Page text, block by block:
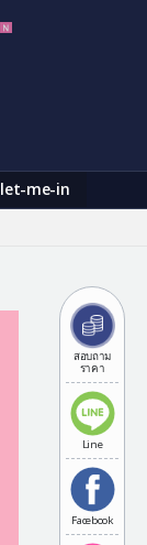
let-me-in
สอบถาม
ราคา
Line
Facebook